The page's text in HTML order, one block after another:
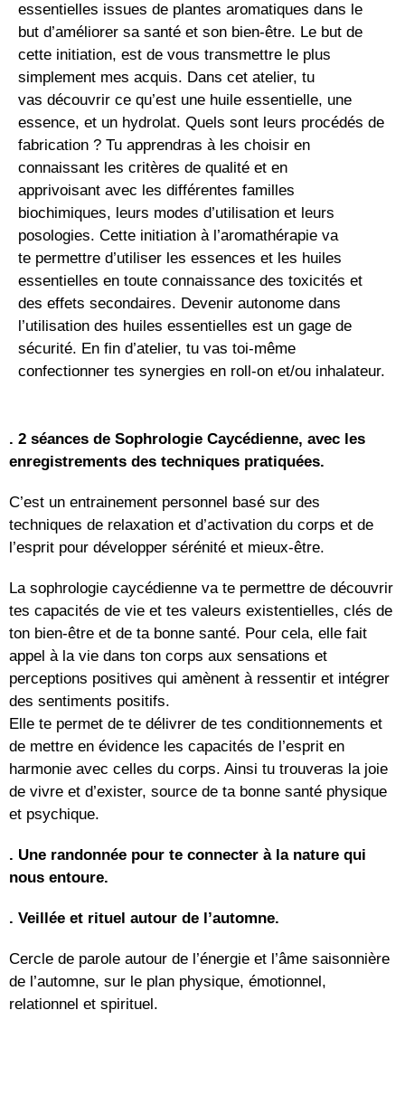
essentielles issues de plantes aromatiques dans le
but d’améliorer sa santé et son bien-être. Le but de
cette initiation, est de vous transmettre le plus
simplement mes acquis. Dans cet atelier, tu
vas découvrir ce qu’est une huile essentielle, une
essence, et un hydrolat. Quels sont leurs procédés de
fabrication ? Tu apprendras à les choisir en
connaissant les critères de qualité et en
apprivoisant avec les différentes familles
biochimiques, leurs modes d’utilisation et leurs
posologies. Cette initiation à l’aromathérapie va
te permettre d’utiliser les essences et les huiles
essentielles en toute connaissance des toxicités et
des effets secondaires. Devenir autonome dans
l’utilisation des huiles essentielles est un gage de
sécurité. En fin d’atelier, tu vas toi-même
confectionner tes synergies en roll-on et/ou inhalateur.
. 2 séances de Sophrologie Caycédienne, avec les
enregistrements des techniques pratiquées.
C’est un entrainement personnel basé sur des
techniques de relaxation et d’activation du corps et de
l’esprit pour développer sérénité et mieux-être.
La sophrologie caycédienne va te permettre de découvrir
tes capacités de vie et tes valeurs existentielles, clés de
ton bien-être et de ta bonne santé. Pour cela, elle fait
appel à la vie dans ton corps aux sensations et
perceptions positives qui amènent à ressentir et intégrer
des sentiments positifs.
Elle te permet de te délivrer de tes conditionnements et
de mettre en évidence les capacités de l’esprit en
harmonie avec celles du corps. Ainsi tu trouveras la joie
de vivre et d’exister, source de ta bonne santé physique
et psychique.
. Une randonnée pour te connecter à la nature qui
nous entoure.
. Veillée et rituel autour de l’automne.
Cercle de parole autour de l’énergie et l’âme saisonnière
de l’automne, sur le plan physique, émotionnel,
relationnel et spirituel.